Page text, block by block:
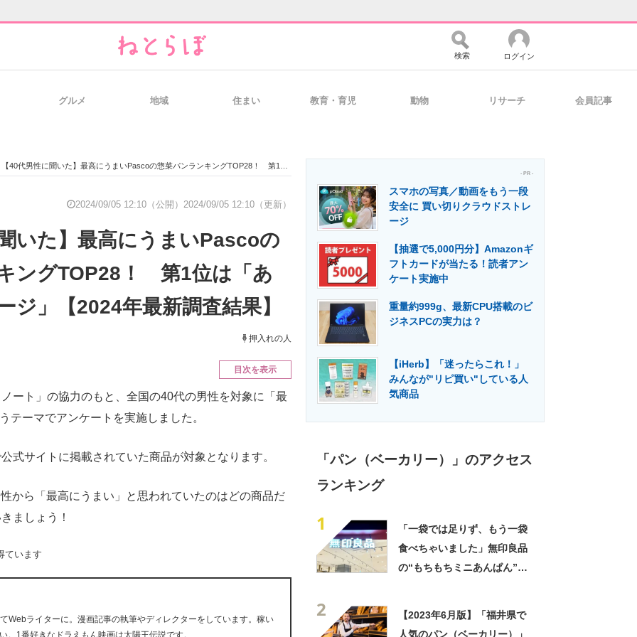
経営リーダーのコミュニティ マーケ×ITの今がよく分かる
製造業のIT導入・活用を支援
エネルギーの専門メディア 建設×テクノロジーの最前線
検索 ログイン
グルメ 地域 住まい 教育・育児 動物 リサーチ 会員記事
【40代男性に聞いた】最高にうまいPascoの惣菜パンランキングTOP28！ 第1位は「あらびきソーセージ」【2024年最新調査結果】
2024/09/05 12:10（公開） 2024/09/05 12:10（更新）
いた】最高にうまいPascoの
ングTOP28！ 第1位は「あ
ジ」【2024年最新調査結果】
押入れの人
目次を表示
ト」の協力のもと、全国の40代の男性を対象に「最
テーマでアンケートを実施しました。
サイトに掲載されていた商品が対象となります。
ら「最高にうまい」と思われていたのはどの商品だ
ましょう！
ています
Webライターに。漫画記事の執筆やディレクターをしています。稼い
1番好きなドラえもん映画は太陽王伝説です。
- PR -
スマホの写真／動画をもう一段
安全に 買い切りクラウドストレ
ージ
【抽選で5,000円分】Amazonギ
フトカードが当たる！読者アン
ケート実施中
重量約999g、最新CPU搭載のビ
ジネスPCの実力は？
【iHerb】「迷ったらこれ！」
みんなが"リピ買い"している人
気商品
「パン（ベーカリー）」のアクセス
ランキング
1
「一袋では足りず、もう一袋
食べちゃいました」無印良品
の“もちもちミニあんぱん”が
2
【2023年6月版】「福井県で
人気のパン（ベーカリー）」